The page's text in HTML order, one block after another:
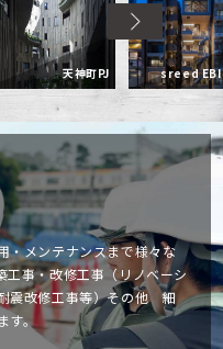
天神町PJ sreed
・メンテナンスまで様々な
工事・改修工事 （リノベーシ
震改修工事等）その他 細
。